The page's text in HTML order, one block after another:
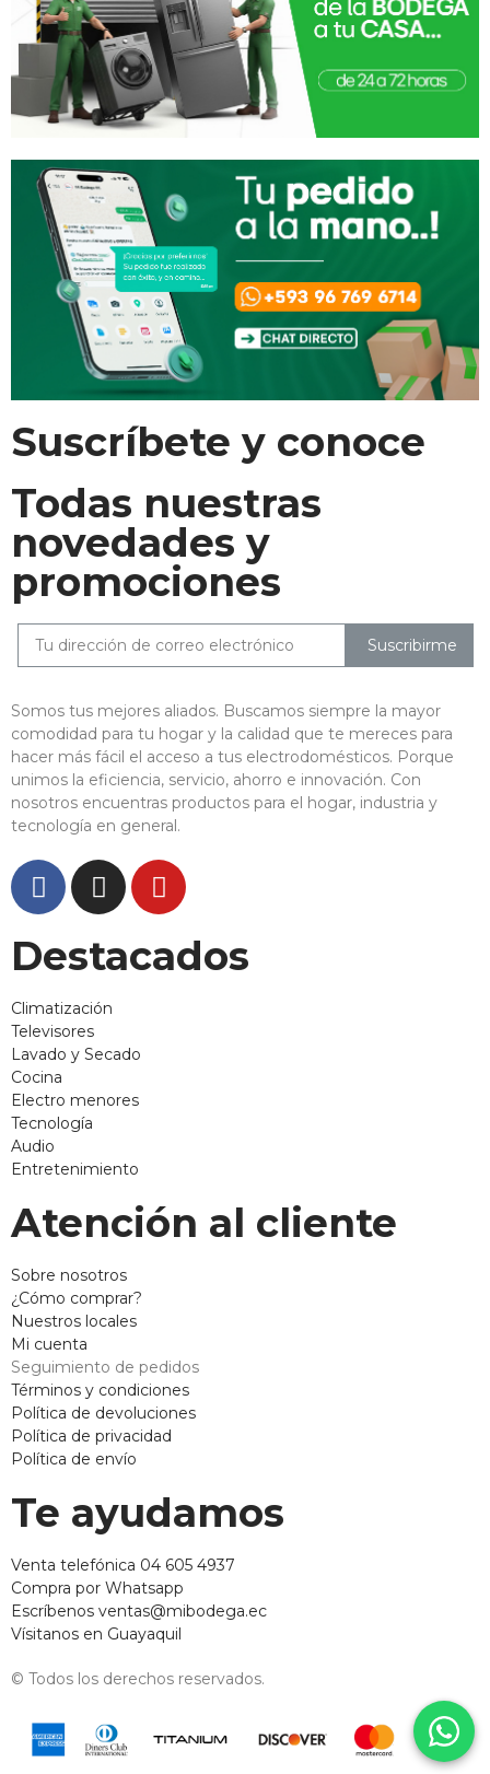
Suscríbete y conoce
Todas nuestras
novedades y
promociones
Suscribirme
Somos tus mejores aliados. Buscamos siempre la mayor
comodidad para tu hogar y la calidad que te mereces para
hacer más fácil el acceso a tus electrodomésticos. Porque
unimos la eficiencia, servicio, ahorro e innovación. Con
nosotros encuentras productos para el hogar, industria y
tecnología en general.
Destacados
Climatización
Televisores
Lavado y Secado
Cocina
Electro menores
Tecnología
Audio
Entretenimiento
Atención al cliente
Sobre nosotros
¿Cómo comprar?
Nuestros locales
Mi cuenta
Seguimiento de pedidos
Términos y condiciones
Política de devoluciones
Política de privacidad
Política de envío
Te ayudamos
Venta telefónica 04 605 4937
Compra por Whatsapp
Escríbenos ventas@mibodega.ec
Vísitanos en Guayaquil
© Todos los derechos reservados.